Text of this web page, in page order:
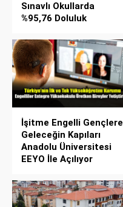
Sınavlı Okullarda
%95,76 Doluluk
İşitme Engelli Gençlere
Geleceğin Kapıları
Anadolu Üniversitesi
EEYO İle Açılıyor